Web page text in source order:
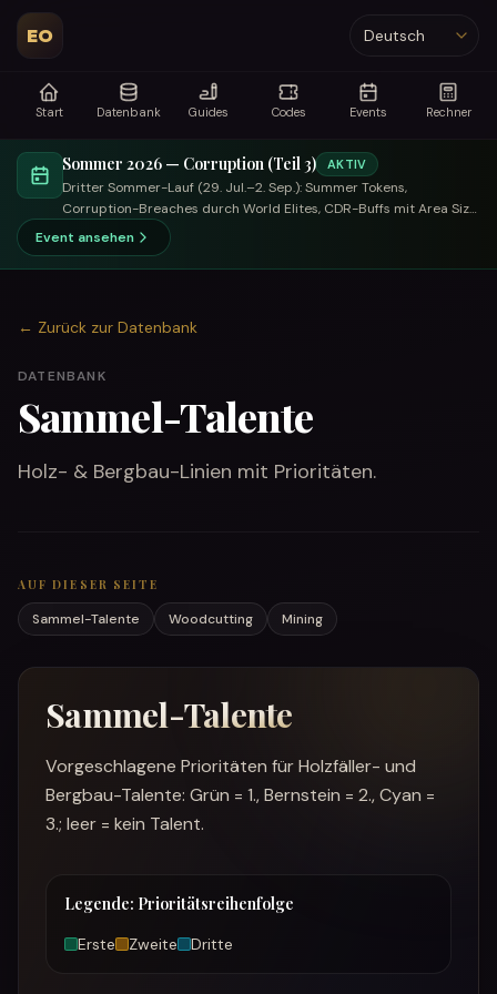
EO Sprache
Start Datenbank Guides Codes Events Rechner
Sommer 2026 — Corruption (Teil 3) AKTIV
Dritter Sommer-Lauf (29. Jul.–2. Sep.): Summer Tokens,
Corruption-Breaches durch World Elites, CDR-Buffs mit Area Size,
tauschfokussierter Händler.
Event ansehen
← Zurück zur Datenbank
DATENBANK
Sammel-Talente
Holz- & Bergbau-Linien mit Prioritäten.
AUF DIESER SEITE
Sammel-Talente Woodcutting Mining
Sammel-Talente
Vorgeschlagene Prioritäten für Holzfäller- und
Bergbau-Talente: Grün = 1., Bernstein = 2., Cyan =
3.; leer = kein Talent.
Legende: Prioritätsreihenfolge
Erste Zweite Dritte